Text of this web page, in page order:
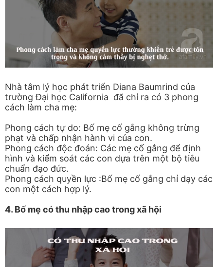
Nhà tâm lý học phát triển Diana Baumrind của
trường Đại học California đã chỉ ra có 3 phong
cách làm cha mẹ:
Phong cách tự do: Bố mẹ cố gắng không trừng
phạt và chấp nhận hành vi của con.
Phong cách độc đoán: Các mẹ cố gắng để định
hình và kiểm soát các con dựa trên một bộ tiêu
chuẩn đạo đức.
Phong cách quyền lực :Bố mẹ cố gắng chỉ dạy các
con một cách hợp lý.
4. Bố mẹ có thu nhập cao trong xã hội